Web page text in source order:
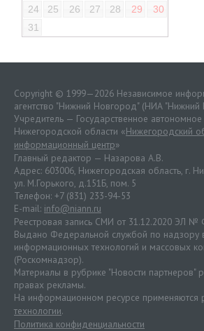
24
25 26 27 28 29
30
31
Copyright © 1999—2026 Независимое
агентство "Нижний Новгород" (НИА
Учредитель — Государственное
Нижегородской области «Нижегородский
информационный центр»
Главный редактор — Назарова А.В.
Адрес: 603006, Нижегородская область, г.
ул. М.Горького, д.151Б, пом. 5
Телефон: +7 (831) 233-94-53
E-mail: info@niann.ru
Реестровая запись СМИ от 31.12.2020 ЭЛ №
Выдано Федеральной службой по надзору
информационных технологий и массовых
(Роскомнадзор).
Материалы в рубрике "Новости партнеров"
правах рекламы.
На информационном ресурсе применяются
технологии.
Политика конфиденциальности